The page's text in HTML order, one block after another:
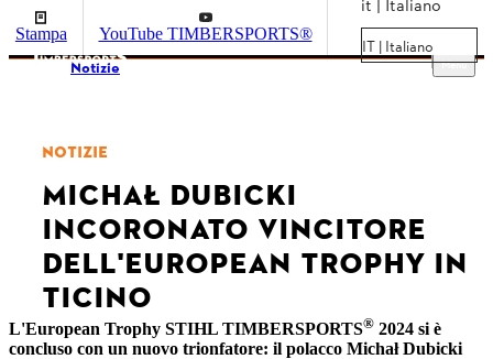
Stampa YouTube TIMBERSPORTS®
it | Italiano
IT | Italiano
Menu
Notizie
NOTIZIE
MICHAŁ DUBICKI
INCORONATO VINCITORE
DELL'EUROPEAN TROPHY IN
TICINO
L'European Trophy STIHL TIMBERSPORTS® 2024 si è
concluso con un nuovo trionfatore: il polacco Michał Dubicki